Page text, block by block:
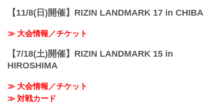
【11/8(日)開催】RIZIN LANDMARK 17 in CHIBA
≫ 大会情報／チケット
【7/18(土)開催】RIZIN LANDMARK 15 in
HIROSHIMA
≫ 大会情報／チケット
≫ 対戦カード